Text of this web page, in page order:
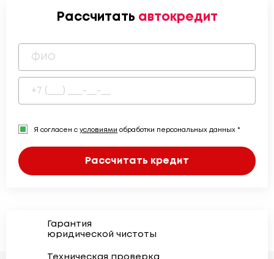
Рассчитать автокредит
Я согласен с условиями обработки персональных данных *
Рассчитать кредит
Гарантия
юридической чистоты
Техническая проверка